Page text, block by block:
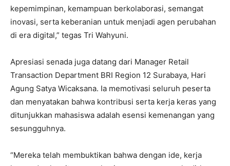
kepemimpinan, kemampuan berkolaborasi, semangat
inovasi, serta keberanian untuk menjadi agen perubahan
di era digital,” tegas Tri Wahyuni.
Apresiasi senada juga datang dari Manager Retail
Transaction Department BRI Region 12 Surabaya, Hari
Agung Satya Wicaksana. Ia memotivasi seluruh peserta
dan menyatakan bahwa kontribusi serta kerja keras yang
ditunjukkan mahasiswa adalah esensi kemenangan yang
sesungguhnya.
“Mereka telah membuktikan bahwa dengan ide, kerja